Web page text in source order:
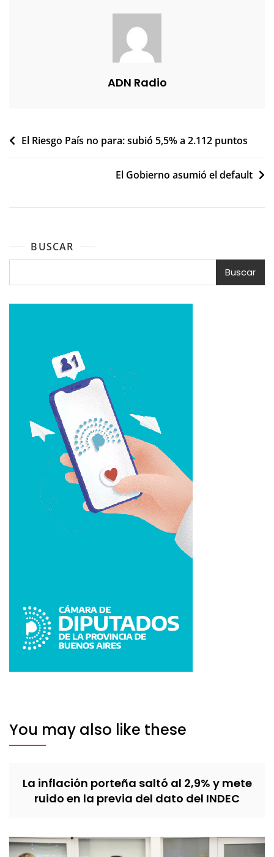
ADN Radio
Navegación
El Riesgo País no para: subió 5,5% a 2.112 puntos
El Gobierno asumió el default
BUSCAR
Buscar
You may also like these
La inflación porteña saltó al 2,9% y mete
ruido en la previa del dato del INDEC